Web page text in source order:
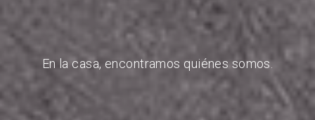
En la casa, encontramos quiénes somos.
MÁS INFORMACIÓN